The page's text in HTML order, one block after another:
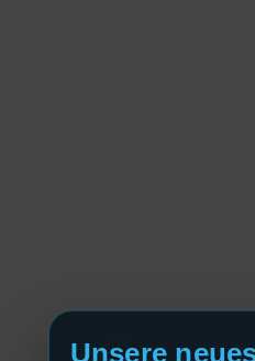
Unsere